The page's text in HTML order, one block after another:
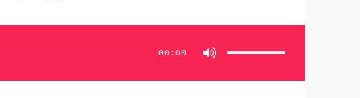
00:00
Używaj
góry/do
zwiększyć